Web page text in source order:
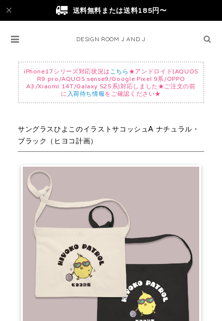
送料無料または送料185円〜
DESIGN ROOM J AND J
iPhone17シリーズ対応状況は こちら ★アンドロイド(AQUOS
R9 pro/AQUOS sense9/Google Pixel 9系/OPPO
A3/Xiaomi 14T/Galaxy S25系)対応しました★ご注文の前
に 入荷待ち情報をご確認ください★
サングラスひよこのイラストサコッシュA ナチュラル・
ブラック（ヒヨコ計画）